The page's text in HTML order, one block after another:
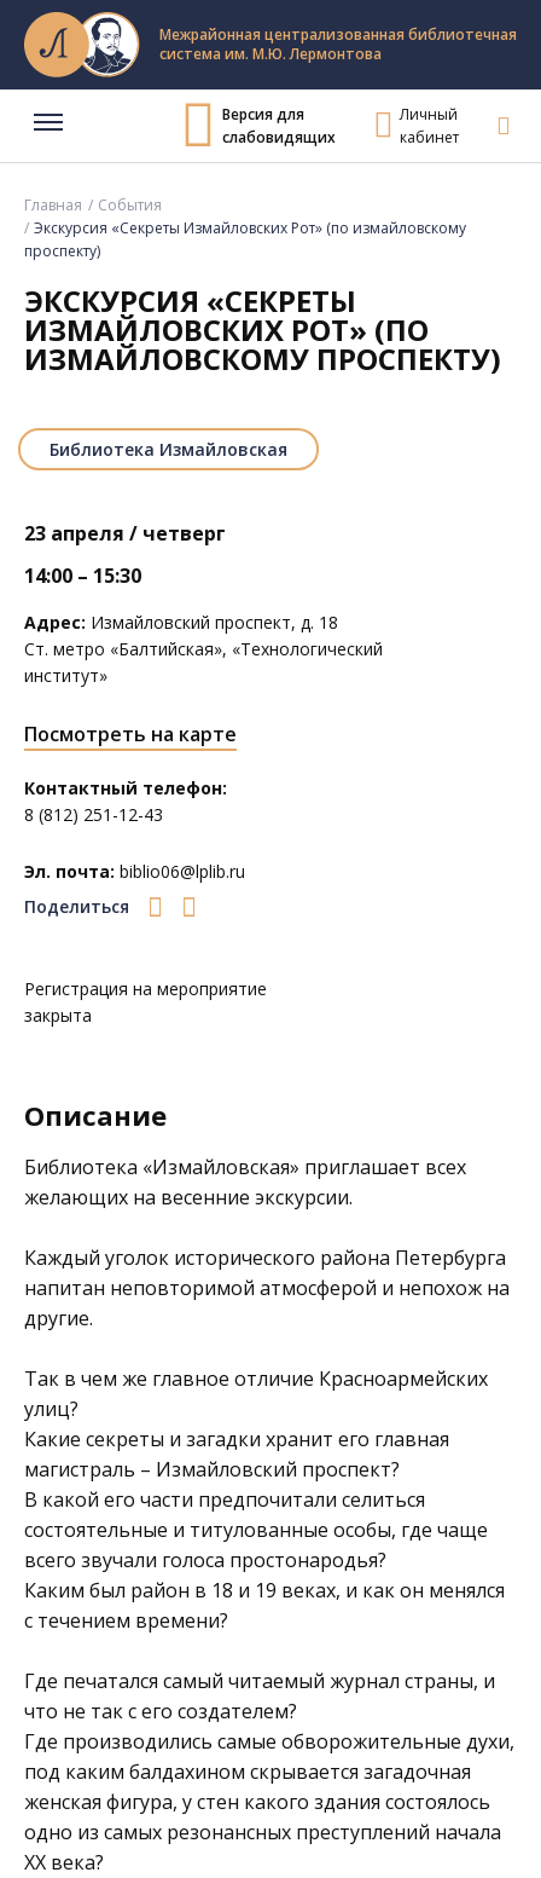
Межрайонная централизованная библиотечная
система им. М.Ю. Лермонтова
Версия для
слабовидящих
Личный
кабинет
Главная
События
Экскурсия «Секреты Измайловских Рот» (по измайловскому
проспекту)
ЭКСКУРСИЯ «СЕКРЕТЫ
ИЗМАЙЛОВСКИХ РОТ» (ПО
ИЗМАЙЛОВСКОМУ ПРОСПЕКТУ)
Библиотека Измайловская
23 апреля / четверг
14:00 – 15:30
Адрес: Измайловский проспект, д. 18
Ст. метро «Балтийская», «Технологический
институт»
Посмотреть на карте
Контактный телефон:
8 (812) 251-12-43
Эл. почта: biblio06@lplib.ru
Поделиться
Регистрация на мероприятие
закрыта
Описание
Библиотека «Измайловская» приглашает всех
желающих на весенние экскурсии.
Каждый уголок исторического района Петербурга
напитан неповторимой атмосферой и непохож на
другие.
Так в чем же главное отличие Красноармейских
улиц?
Какие секреты и загадки хранит его главная
магистраль – Измайловский проспект?
В какой его части предпочитали селиться
состоятельные и титулованные особы, где чаще
всего звучали голоса простонародья?
Каким был район в 18 и 19 веках, и как он менялся
с течением времени?
Где печатался самый читаемый журнал страны, и
что не так с его создателем?
Где производились самые обворожительные духи,
под каким балдахином скрывается загадочная
женская фигура, у стен какого здания состоялось
одно из самых резонансных преступлений начала
XX века?